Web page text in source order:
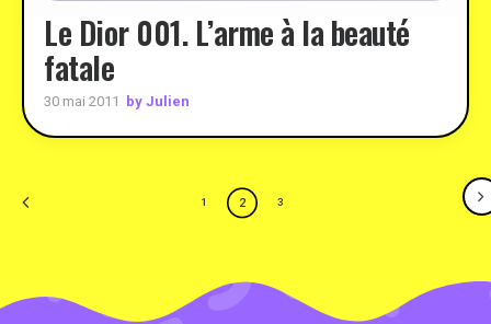
Le Dior 001. L’arme à la beauté
fatale
30 mai 2011 by Julien
1 2 3